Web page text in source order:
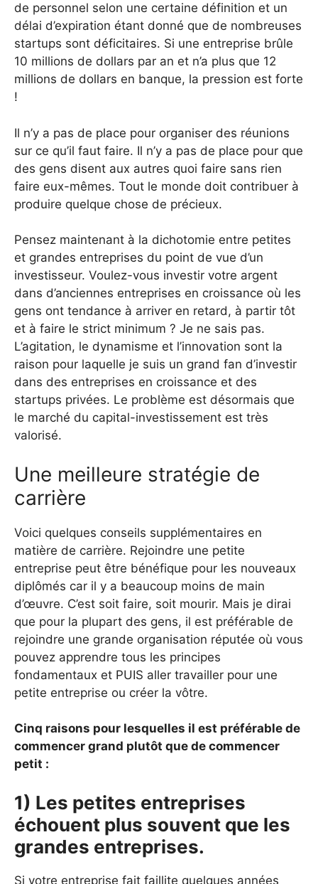
de personnel selon une certaine définition et un
délai d’expiration étant donné que de nombreuses
startups sont déficitaires. Si une entreprise brûle
10 millions de dollars par an et n’a plus que 12
millions de dollars en banque, la pression est forte
!
Il n’y a pas de place pour organiser des réunions
sur ce qu’il faut faire. Il n’y a pas de place pour que
des gens disent aux autres quoi faire sans rien
faire eux-mêmes. Tout le monde doit contribuer à
produire quelque chose de précieux.
Pensez maintenant à la dichotomie entre petites
et grandes entreprises du point de vue d’un
investisseur. Voulez-vous investir votre argent
dans d’anciennes entreprises en croissance où les
gens ont tendance à arriver en retard, à partir tôt
et à faire le strict minimum ? Je ne sais pas.
L’agitation, le dynamisme et l’innovation sont la
raison pour laquelle je suis un grand fan d’investir
dans des entreprises en croissance et des
startups privées. Le problème est désormais que
le marché du capital-investissement est très
valorisé.
Une meilleure stratégie de
carrière
Voici quelques conseils supplémentaires en
matière de carrière. Rejoindre une petite
entreprise peut être bénéfique pour les nouveaux
diplômés car il y a beaucoup moins de main
d’œuvre. C’est soit faire, soit mourir. Mais je dirai
que pour la plupart des gens, il est préférable de
rejoindre une grande organisation réputée où vous
pouvez apprendre tous les principes
fondamentaux et PUIS aller travailler pour une
petite entreprise ou créer la vôtre.
Cinq raisons pour lesquelles il est préférable de
commencer grand plutôt que de commencer
petit :
1) Les petites entreprises
échouent plus souvent que les
grandes entreprises.
Si votre entreprise fait faillite quelques années